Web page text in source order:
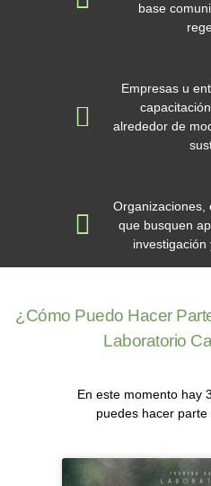
base
Empresas u
alrededor de
Organizaciones,
que busquen
investigación
¿Cómo Puedo Hacer
Laboratorio
En este momento hay
puedes hacer